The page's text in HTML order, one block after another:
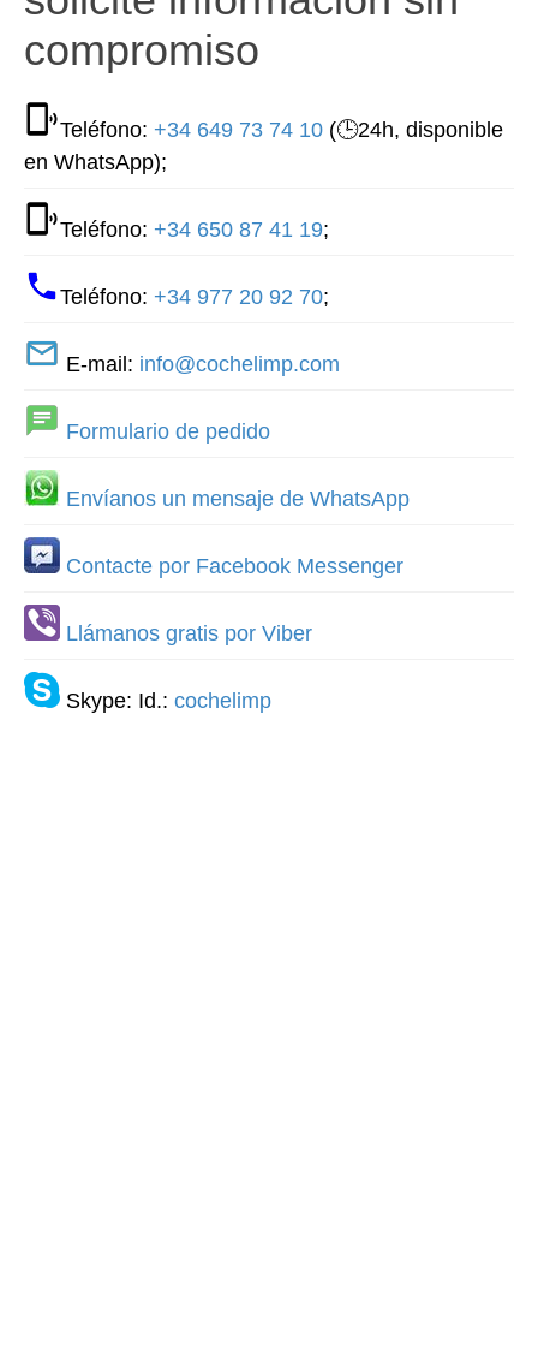
compromiso
Teléfono: +34 649 73 74 10 (🕒24h, disponible
en WhatsApp);
Teléfono: +34 650 87 41 19;
Teléfono: +34 977 20 92 70;
E-mail: info@cochelimp.com
Formulario de pedido
Envíanos un mensaje de WhatsApp
Contacte por Facebook Messenger
Llámanos gratis por Viber
Skype: Id.: cochelimp